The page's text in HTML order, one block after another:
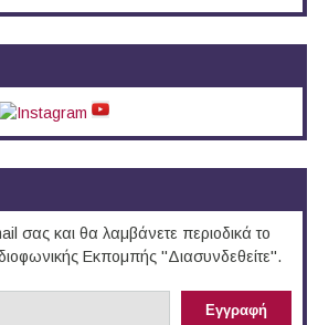
σας και θα λαμβάνετε περιοδικά το
Εκπομπής "Διασυνδεθείτε".